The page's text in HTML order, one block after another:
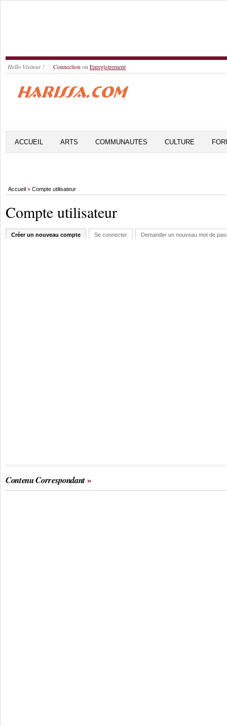
Hello Visiteur ! Connection ou Enregistrement
ACCUEIL ARTS COMMUNAUTES CULTURE
Accueil » Compte utilisateur
Compte utilisateur
Créer un nouveau compte Se connecter Demander un nouveau mot de
Contenu Correspondant